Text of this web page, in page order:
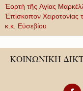
Ἑορτὴ τῆς Ἁγίας
Ἐπίσκοπον
κ.κ. Εὐσεβίου
ΚΟΙΝΩΝΙΚΗ